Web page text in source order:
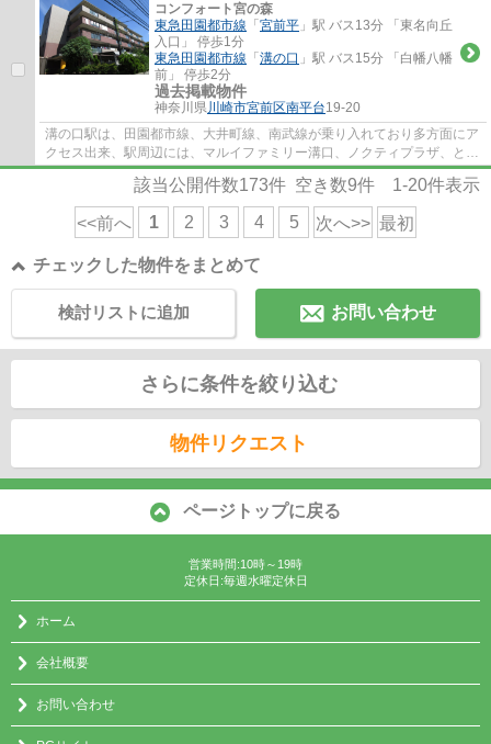
コンフォート宮の森
東急田園都市線 「 宮前平 」駅 バス13分 「東名向丘
入口」 停歩1分
東急田園都市線 「 溝の口 」駅 バス15分 「白幡八幡
前」 停歩2分
過去掲載物件
神奈川県川崎市宮前区南平台19-20
溝の口駅は、田園都市線、大井町線、南武線が乗り入れており多方面にア
クセス出来、駅周辺には、マルイファミリー溝口、ノクティプラザ、とい
ったデパートやレストラン街、イトーヨー...
該当公開件数173件 空き数9件 1-20件表示
<<前へ 1 2 3 4 5 次へ>> 最初
チェックした物件をまとめて
お問い合わせ
検討リストに追加
さらに条件を絞り込む
物件リクエスト
ページトップに戻る
営業時間:10時～19時
定休日:毎週水曜定休日
ホーム
会社概要
お問い合わせ